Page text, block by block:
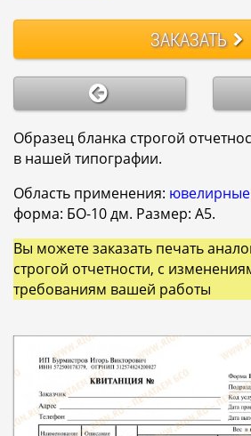
ЗАКАЗАТЬ
Образец бланка строгой
в нашей типографии.
Область применения:
форма: БО-10 дм. Размер: А5.
Вы можете заказать печать
строгой отчетности, с
требованиям вашей работы